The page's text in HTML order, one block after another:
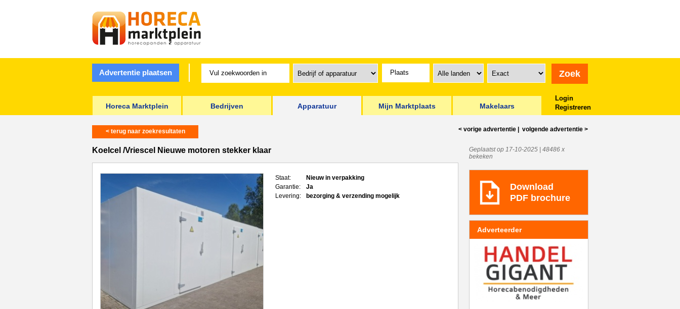
Advertentie plaatsen
Horeca Marktplein Bedrijven Apparatuur Mijn Marktplaats Makelaars
Login
Registreren
< terug naar zoekresultaten < vorige advertentie volgende advertentie >
Koelcel /Vriescel Nieuwe motoren stekker klaar
Staat:
Nieuw in verpakking
Garantie:
Ja
Levering:
bezorging & verzending mogelijk
Geplaatst op 17-10-2025 | 48486 x
bekeken
Download
PDF brochure
Adverteerder